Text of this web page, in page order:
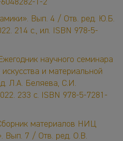
1-2
Вып. 4 / Отв. ред. Ю.Б.
214 с., ил. ISBN 978-5-
научного семинара
и материальной
Л.А. Беляева, С.И.
233 с. ISBN 978-5-7281-
материалов НИЦ
Вып. 7 / Отв. ред. О.В.